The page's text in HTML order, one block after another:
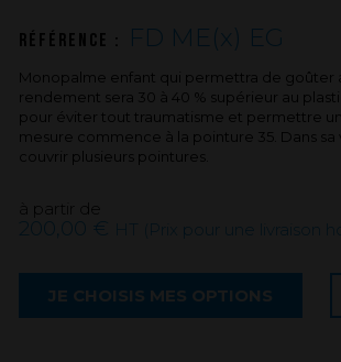
Référence : FD ME(x) EG
Monopalme enfant qui permettra de goûter
rendement sera 30 à 40 % supérieur au
pour éviter tout traumatisme et permettre
mesure commence à la pointure 35. Dans
couvrir plusieurs pointures.
à partir de
200,00 € HT (Prix pour une livraison
JE CHOISIS MES OPTIONS